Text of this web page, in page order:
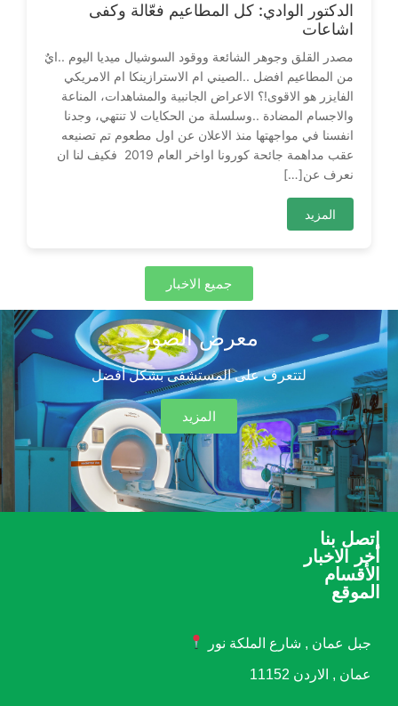
الدكتور الوادي: كل المطاعيم فعّالة وكفى
اشاعات
‬نعرف‭ ‬عن‭ […]
المزيد
جميع الاخبار
معرض الصور
لتتعرف على المستشفى بشكل أفضل
المزيد
إتصل بنا
أخر الاخبار
الأقسام
الموقع
جبل عمان , شارع الملكة نور
عمان , الاردن 11152